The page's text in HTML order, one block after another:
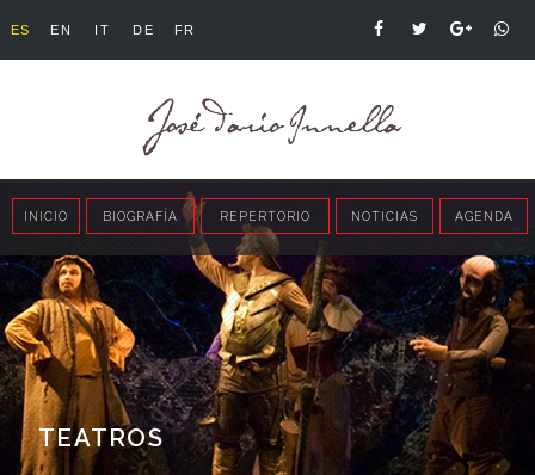
ES EN IT DE FR
INICIO BIOGRAFÍA REPERTORIO NOTICIAS AGENDA
TEATROS